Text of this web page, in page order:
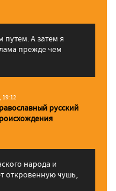
А затем я
прежде чем
19:12
русский
народа и
откровенную чушь,